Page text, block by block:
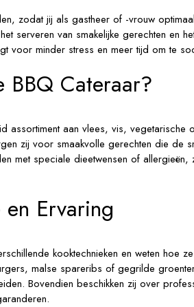
zodat jij als gastheer of -vrouw
serveren van smakelijke gerechten en
voor minder stress en meer tijd om te
BBQ Cateraar?
assortiment aan vlees, vis, vegetarische
zij voor smaakvolle gerechten die de
met speciale dieetwensen of
en Ervaring
kooktechnieken en weten hoe
malse spareribs of gegrilde
Bovendien beschikken zij over